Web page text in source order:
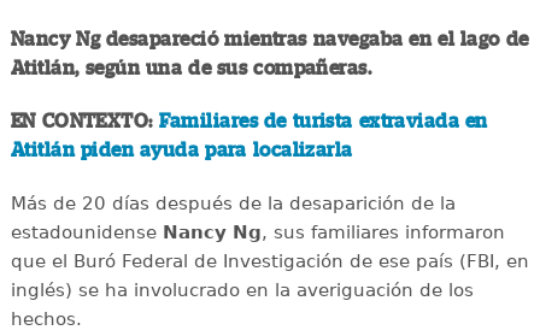
Nancy Ng desapareció mientras navegaba en el lago de
Atitlán, según una de sus compañeras.
EN CONTEXTO: Familiares de turista extraviada en
Atitlán piden ayuda para localizarla
Más de 20 días después de la desaparición de la
estadounidense Nancy Ng, sus familiares informaron
que el Buró Federal de Investigación de ese país (FBI, en
inglés) se ha involucrado en la averiguación de los
hechos.